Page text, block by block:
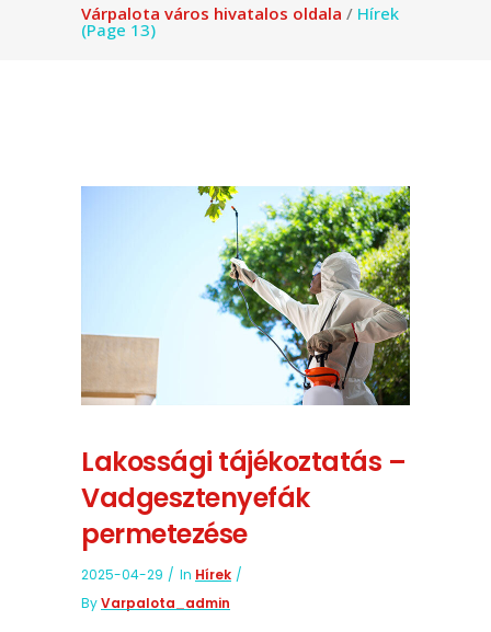
Várpalota város hivatalos oldala / Hírek
(Page 13)
Lakossági tájékoztatás –
Vadgesztenyefák
permetezése
2025-04-29 In Hírek
ByVarpalota_admin